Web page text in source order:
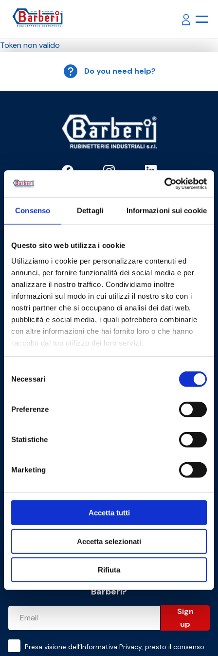
Consenso Dettagli Informazioni sui cookie
Questo sito web utilizza i cookie
Utilizziamo i cookie per personalizzare contenuti ed
annunci, per fornire funzionalità dei social media e per
analizzare il nostro traffico. Condividiamo inoltre
informazioni sul modo in cui utilizzi il nostro sito con i
nostri partner che si occupano di analisi dei dati web,
pubblicità e social media, i quali potrebbero combinarle
con altre informazioni che hai fornito loro o che hanno
raccolto dal tuo utilizzo dei loro servizi.
delNecessari
Preferenze
Statistiche
Marketing
Accetta tutti
Accetta selezionati
Rifiuta
Token non valido
Do you need help?
Barberi Rubinetterie Industriali S.r.l. a socio unico
Cod. Fisc. e P. IVA: 00252070024
Via Monte Fenera, 7 - 13018 Valduggia (VC) - ITALY
Logistics:Via Arturo Biella 15
28075 Grignasco (NO) - ITALY
PEC: amministrazione@barberipec.it
Information request
News
Capitale sociale: 500.000€ interamente versato
Want to receive updates from the world of
Barberi?
Sign
up
Presa visione dell’Informativa Privacy, presto il consenso